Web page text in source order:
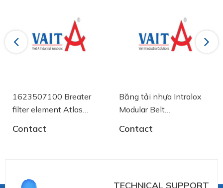
Previous
1623507100 Breater
filter element Atlas
Contact
Băng tải nhựa Intralox
Modular Belt
Contact
Next
TECHNICAL SUPPORT